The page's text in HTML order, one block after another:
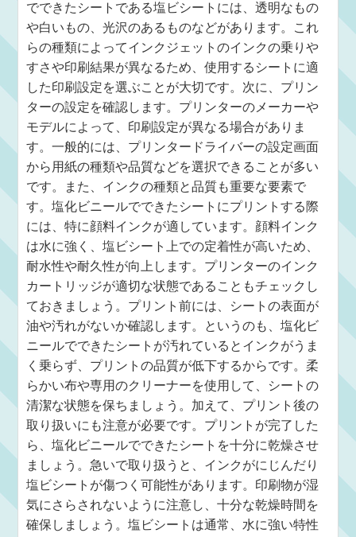
でできたシートである塩ビシートには、透明なもの
や白いもの、光沢のあるものなどがあります。これ
らの種類によってインクジェットのインクの乗りや
すさや印刷結果が異なるため、使用するシートに適
した印刷設定を選ぶことが大切です。次に、プリン
ターの設定を確認します。プリンターのメーカーや
モデルによって、印刷設定が異なる場合がありま
す。一般的には、プリンタードライバーの設定画面
から用紙の種類や品質などを選択できることが多い
です。また、インクの種類と品質も重要な要素で
す。塩化ビニールでできたシートにプリントする際
には、特に顔料インクが適しています。顔料インク
は水に強く、塩ビシート上での定着性が高いため、
耐水性や耐久性が向上します。プリンターのインク
カートリッジが適切な状態であることもチェックし
ておきましょう。プリント前には、シートの表面が
油や汚れがないか確認します。というのも、塩化ビ
ニールでできたシートが汚れているとインクがうま
く乗らず、プリントの品質が低下するからです。柔
らかい布や専用のクリーナーを使用して、シートの
清潔な状態を保ちましょう。加えて、プリント後の
取り扱いにも注意が必要です。プリントが完了した
ら、塩化ビニールでできたシートを十分に乾燥させ
ましょう。急いで取り扱うと、インクがにじんだり
塩ビシートが傷つく可能性があります。印刷物が湿
気にさらされないように注意し、十分な乾燥時間を
確保しましょう。塩ビシートは通常、水に強い特性